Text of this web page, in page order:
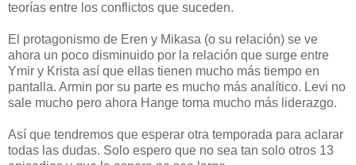
teorías entre los conflictos que suceden.
El protagonismo de Eren y Mikasa (o su relación) se ve
ahora un poco disminuido por la relación que surge entre
Ymir y Krista así que ellas tienen mucho más tiempo en
pantalla. Armin por su parte es mucho más analítico. Levi no
sale mucho pero ahora Hange toma mucho más liderazgo.
Así que tendremos que esperar otra temporada para aclarar
todas las dudas. Solo espero que no sea tan solo otros 13